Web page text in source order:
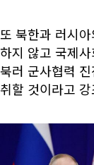
또 북한과 러시
하지 않고 국제
북러 군사협력
취할 것이라고